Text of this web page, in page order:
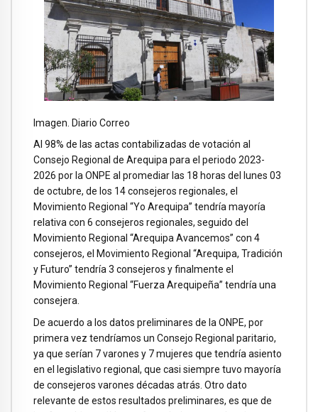
Imagen. Diario Correo
Al 98% de las actas contabilizadas de votación al
Consejo Regional de Arequipa para el periodo 2023-
2026 por la ONPE al promediar las 18 horas del lunes 03
de octubre, de los 14 consejeros regionales, el
Movimiento Regional “Yo Arequipa” tendría mayoría
relativa con 6 consejeros regionales, seguido del
Movimiento Regional “Arequipa Avancemos” con 4
consejeros, el Movimiento Regional “Arequipa, Tradición
y Futuro” tendría 3 consejeros y finalmente el
Movimiento Regional “Fuerza Arequipeña” tendría una
consejera.
De acuerdo a los datos preliminares de la ONPE, por
primera vez tendríamos un Consejo Regional paritario,
ya que serían 7 varones y 7 mujeres que tendría asiento
en el legislativo regional, que casi siempre tuvo mayoría
de consejeros varones décadas atrás. Otro dato
relevante de estos resultados preliminares, es que de